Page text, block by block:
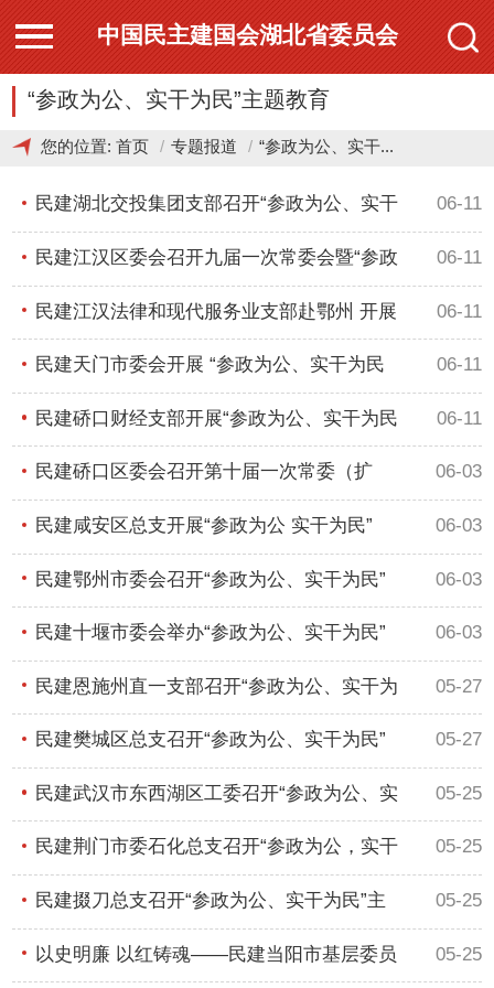
中国民主建国会湖北省委员会
“参政为公、实干为民”主题教育
您的位置: 首页 专题报道 “参政为公、实干...
民建湖北交投集团支部召开“参政为公、实干 06-11
民建江汉区委会召开九届一次常委会暨“参政 06-11
民建江汉法律和现代服务业支部赴鄂州 开展 06-11
民建天门市委会开展 “参政为公、实干为民 06-11
民建硚口财经支部开展“参政为公、实干为民 06-11
民建硚口区委会召开第十届一次常委（扩
大）
06-03
民建咸安区总支开展“参政为公 实干为民” 06-03
民建鄂州市委会召开“参政为公、实干为民” 06-03
民建十堰市委会举办“参政为公、实干为民” 06-03
民建恩施州直一支部召开“参政为公、实干为 05-27
民建樊城区总支召开“参政为公、实干为民” 05-27
民建武汉市东西湖区工委召开“参政为公、实 05-25
民建荆门市委石化总支召开“参政为公，实干 05-25
民建掇刀总支召开“参政为公、实干为民”主 05-25
以史明廉 以红铸魂——民建当阳市基层委员 05-25